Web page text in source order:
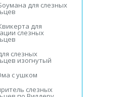
для слезных
для
слезных
слезных
изогнутый
с ушком
слезных